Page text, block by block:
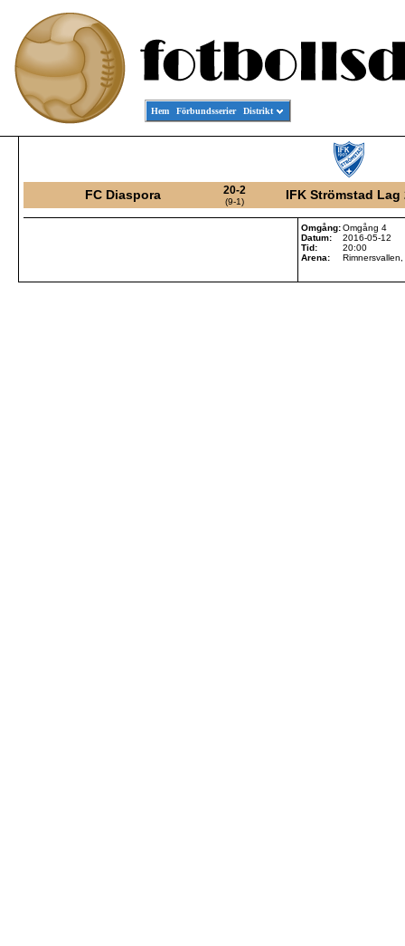
Hem Förbundsserier Distrikt
FC Diaspora 20-2
(9-1) IFK Strömstad Lag
Omgång:Omgång 4
Datum:
2016-05-12
Tid:
20:00
Arena: